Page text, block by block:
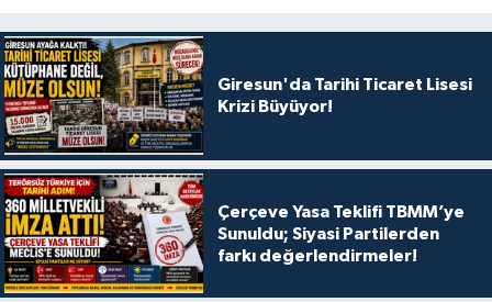
Giresun'da Tarihi Ticaret Lisesi
Krizi Büyüyor!
Çerçeve Yasa Teklifi TBMM’ye
Sunuldu; Siyasi Partilerden
farkı değerlendirmeler!